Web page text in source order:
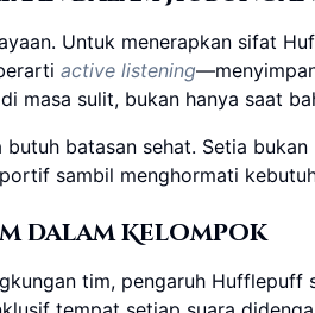
Untuk menerapkan sifat
active listening
masa sulit, bukan hanya saat
batasan sehat. Setia
sambil menghormati
dalam Kelompok
tim, pengaruh Hufflepuff